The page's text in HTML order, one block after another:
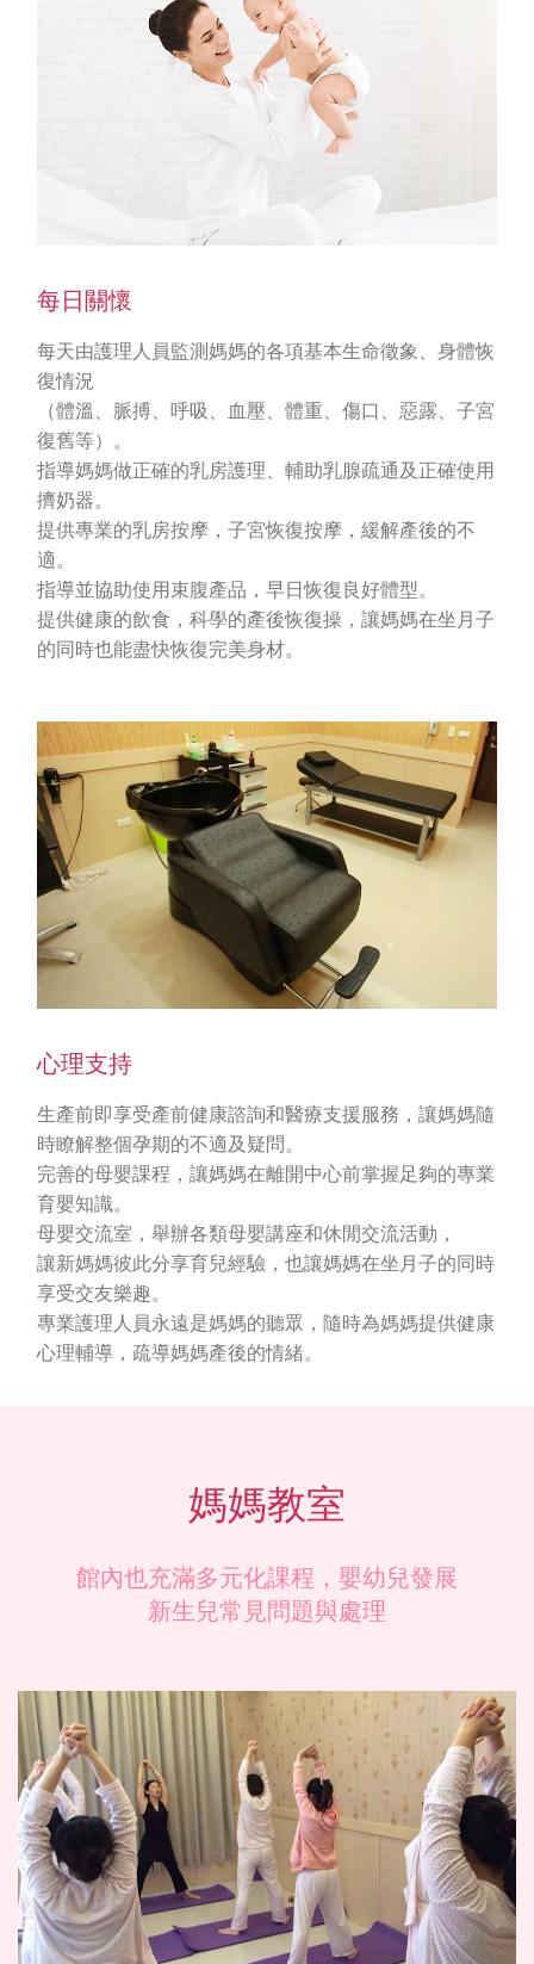
每日關懷
每天由護理人員監測媽媽的各項基本生命徵象、身體恢
復情況
（體溫、脈搏、呼吸、血壓、體重、傷口、惡露、子宮
復舊等）。
指導媽媽做正確的乳房護理、輔助乳腺疏通及正確使用
擠奶器。
提供專業的乳房按摩，子宮恢復按摩，緩解產後的不
適。
指導並協助使用束腹產品，早日恢復良好體型。
提供健康的飲食，科學的產後恢復操，讓媽媽在坐月子
的同時也能盡快恢復完美身材。
心理支持
生產前即享受產前健康諮詢和醫療支援服務，讓媽媽隨
時瞭解整個孕期的不適及疑問。
完善的母嬰課程，讓媽媽在離開中心前掌握足夠的專業
育嬰知識。
母嬰交流室，舉辦各類母嬰講座和休閒交流活動，
讓新媽媽彼此分享育兒經驗，也讓媽媽在坐月子的同時
享受交友樂趣。
專業護理人員永遠是媽媽的聽眾，隨時為媽媽提供健康
心理輔導，疏導媽媽產後的情緒。
媽媽教室
館內也充滿多元化課程，嬰幼兒發展
新生兒常見問題與處理